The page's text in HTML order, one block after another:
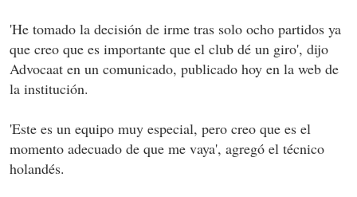
'He tomado la decisión de irme tras solo ocho partidos ya
que creo que es importante que el club dé un giro', dijo
Advocaat en un comunicado, publicado hoy en la web de
la institución.
'Este es un equipo muy especial, pero creo que es el
momento adecuado de que me vaya', agregó el técnico
holandés.